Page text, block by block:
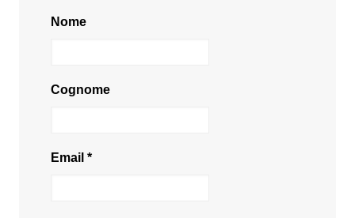
Nome
Cognome
Email *